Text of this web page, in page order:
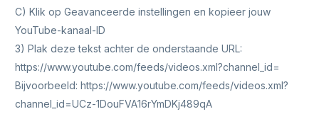
C) Klik op Geavanceerde instellingen en kopieer jouw
YouTube-kanaal-ID
3) Plak deze tekst achter de onderstaande URL:
https://www.youtube.com/feeds/videos.xml?channel_id=
Bijvoorbeeld: https://www.youtube.com/feeds/videos.xml?
channel_id=UCz-1DouFVA16rYmDKj489qA